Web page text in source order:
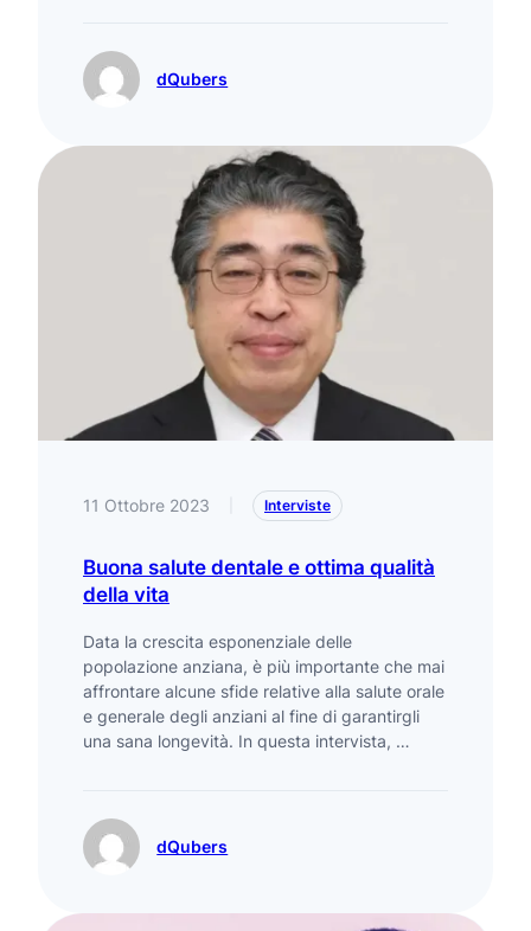
dQubers
11 Ottobre 2023 Interviste
Buona salute dentale e ottima qualità
della vita
Data la crescita esponenziale delle
popolazione anziana, è più importante che mai
affrontare alcune sfide relative alla salute orale
e generale degli anziani al fine di garantirgli
una sana longevità. In questa intervista, …
dQubers